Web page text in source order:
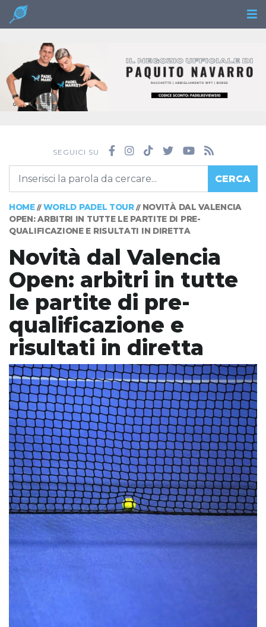
SEGUICI SU
CERCA
HOME// WORLD PADEL TOUR// NOVITÀ DAL VALENCIA
OPEN: ARBITRI IN TUTTE LE PARTITE DI PRE-
QUALIFICAZIONE E RISULTATI IN DIRETTA
Novità dal Valencia
Open: arbitri in tutte
le partite di pre-
qualificazione e
risultati in diretta